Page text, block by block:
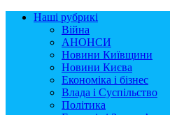
Наші рубрикі
Війна
АНОНСИ
Новини Київщини
Новини Києва
Економіка і бізнес
Влада і Суспільство
Політика